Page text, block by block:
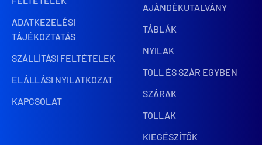
ADATKEZELÉSI
TÁJÉKOZTATÁS
SZÁLLÍTÁSI FELTÉTELEK
ELÁLLÁSI NYILATKOZAT
KAPCSOLAT
AJÁNDÉKUTALVÁNY
TÁBLÁK
NYILAK
TOLL ÉS SZÁR EGYBEN
SZÁRAK
TOLLAK
KIEGÉSZÍTŐK